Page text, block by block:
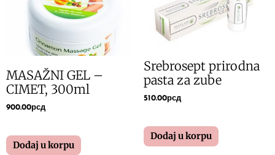
MASAŽNI GEL –
CIMET, 300ml
900.00рсд
Dodaj u korpu
Srebrosept prirodna
pasta za zube
510.00рсд
Dodaj u korpu